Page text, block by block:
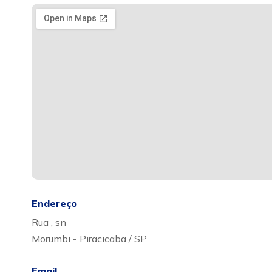
Endereço
Rua , sn
Morumbi - Piracicaba / SP